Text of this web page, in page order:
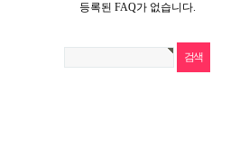
등록된 FAQ가 없습니다.